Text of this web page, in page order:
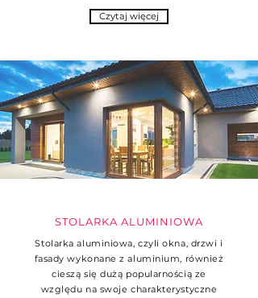
Czytaj więcej
STOLARKA ALUMINIOWA
Stolarka aluminiowa, czyli okna, drzwi i
fasady wykonane z aluminium, również
cieszą się dużą popularnością ze
względu na swoje charakterystyczne